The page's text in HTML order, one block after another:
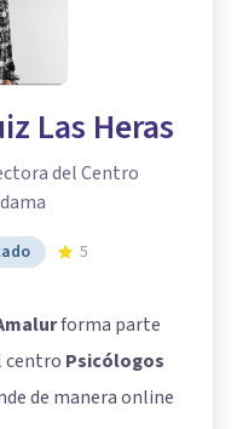
Las Heras
del Centro
5
forma parte
centro Psicólogos
de manera online